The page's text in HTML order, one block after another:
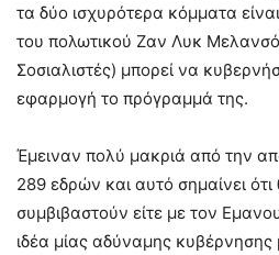
τα δύο ισχυρότερα κόμματα
του πολωτικού Ζαν Λυκ
Σοσιαλιστές) μπορεί να
εφαρμογή το πρόγραμμά της.
Έμειναν πολύ μακριά από την
289 εδρών και αυτό σημαίνει
συμβιβαστούν είτε με τον
ιδέα μίας αδύναμης